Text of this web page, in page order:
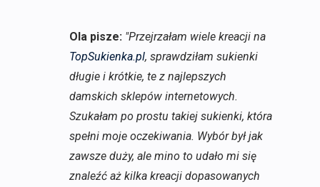
Ola pisze: "Przejrzałam wiele kreacji na
TopSukienka.pl, sprawdziłam sukienki
długie i krótkie, te z najlepszych
damskich sklepów internetowych.
Szukałam po prostu takiej sukienki, która
spełni moje oczekiwania. Wybór był jak
zawsze duży, ale mino to udało mi się
znaleźć aż kilka kreacji dopasowanych